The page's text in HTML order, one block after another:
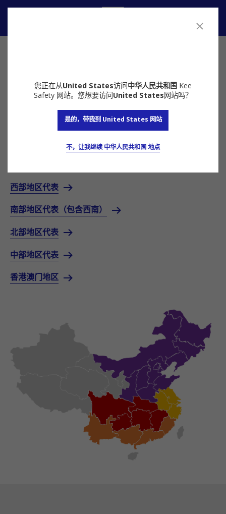
您正在从United States访问中华人民共和国 Kee
Safety 网站。您想要访问United States网站吗？
是的，带我到 United States 网站
不，让我继续 中华人民共和国 地点
选择地区
我们的团队由经验丰富的坠落防护专家组成，可解答关于
工作场所安全和铠易产品的各种问题或疑虑。我们期待能
为团队隔绝危险！
西部地区代表
南部地区代表（包含西南）
北部地区代表
中部地区代表
香港澳门地区